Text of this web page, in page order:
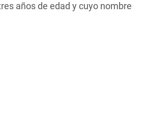
años de edad y cuyo nombre